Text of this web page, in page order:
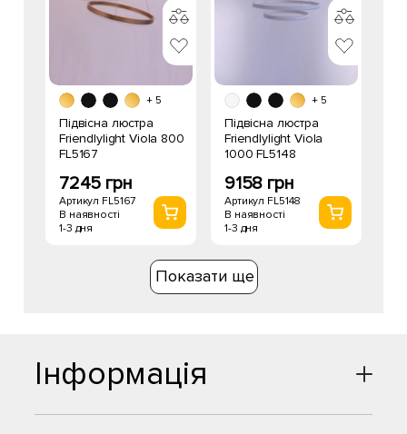
+ 5
Підвісна люстра
Friendlylight Viola 800
FL5167
7245 грн
Артикул FL5167
В наявності
1-3 дня
+ 5
Підвісна люстра
Friendlylight Viola
1000 FL5148
9158 грн
Артикул FL5148
В наявності
1-3 дня
Показати ще
Інформація